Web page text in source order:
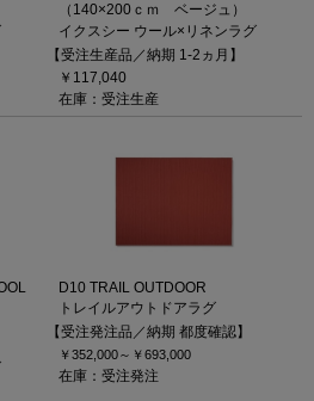
（140×200ｃｍ ベージュ）
イクスシー ウール×リネンラグ
【受注生産品／納期 1-2ヵ月】
￥117,040
在庫：受注生産
D10 TRAIL OUTDOOR
トレイルアウトドアラグ
【受注発注品／納期 都度確認】
￥352,000～ ￥693,000
在庫：受注発注